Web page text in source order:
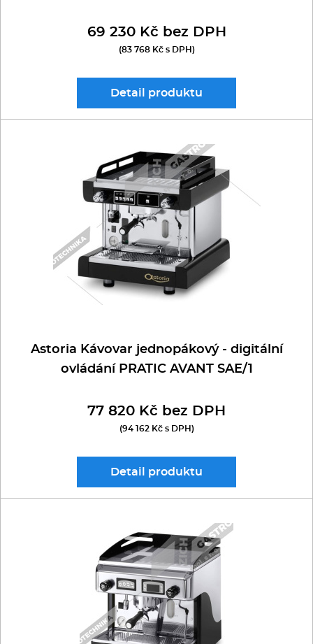
69 230 Kč bez DPH
(83 768 Kč s DPH)
Detail produktu
Astoria Kávovar jednopákový - digitální
ovládání PRATIC AVANT SAE/1
77 820 Kč bez DPH
(94 162 Kč s DPH)
Detail produktu